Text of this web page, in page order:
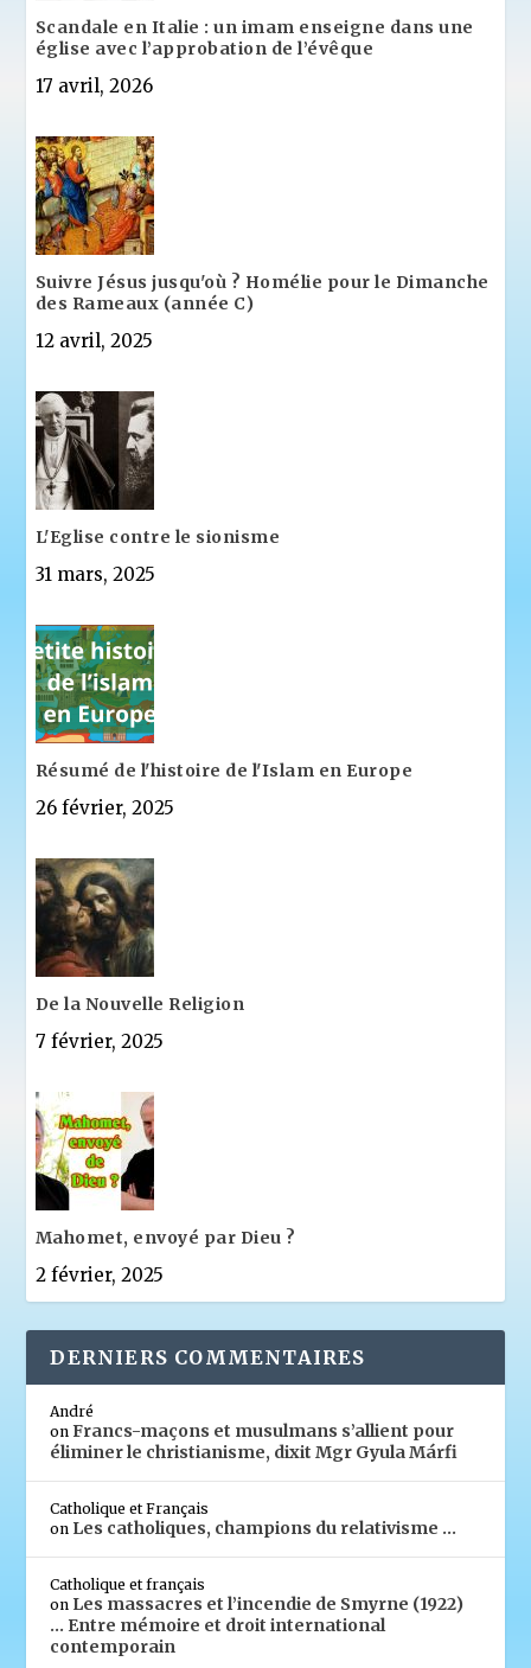
Scandale en Italie : un imam enseigne dans une
église avec l’approbation de l’évêque
17 avril, 2026
Suivre Jésus jusqu'où ? Homélie pour le Dimanche
des Rameaux (année C)
12 avril, 2025
L'Eglise contre le sionisme
31 mars, 2025
Résumé de l'histoire de l'Islam en Europe
26 février, 2025
De la Nouvelle Religion
7 février, 2025
Mahomet, envoyé par Dieu ?
2 février, 2025
DERNIERS COMMENTAIRES
André
onFrancs-maçons et musulmans s’allient pour
éliminer le christianisme, dixit Mgr Gyula Márfi
Catholique et Français
on Les catholiques, champions du relativisme …
Catholique et français
on Les massacres et l’incendie de Smyrne (1922)
… Entre mémoire et droit international
contemporain